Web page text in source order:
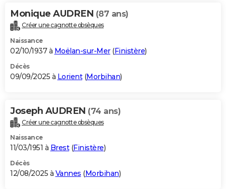
Monique AUDREN (87 ans)
Créer une cagnotte obsèques
Naissance
02/10/1937 à Moëlan-sur-Mer(Finistère)
Décès
09/09/2025 à Lorient(Morbihan)
Joseph AUDREN (74 ans)
Créer une cagnotte obsèques
Naissance
11/03/1951 à Brest(Finistère)
Décès
12/08/2025 à Vannes (Morbihan)